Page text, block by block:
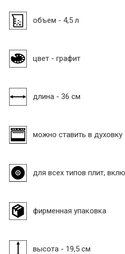
объем - 4,5 л
цвет - графит
длина - 36 см
можно ставить в духовку
для всех типов плит,
фирменная упаковка
высота - 19,5 см